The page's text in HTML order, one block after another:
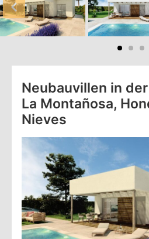
Neubauvillen in
La Montañosa,
Nieves